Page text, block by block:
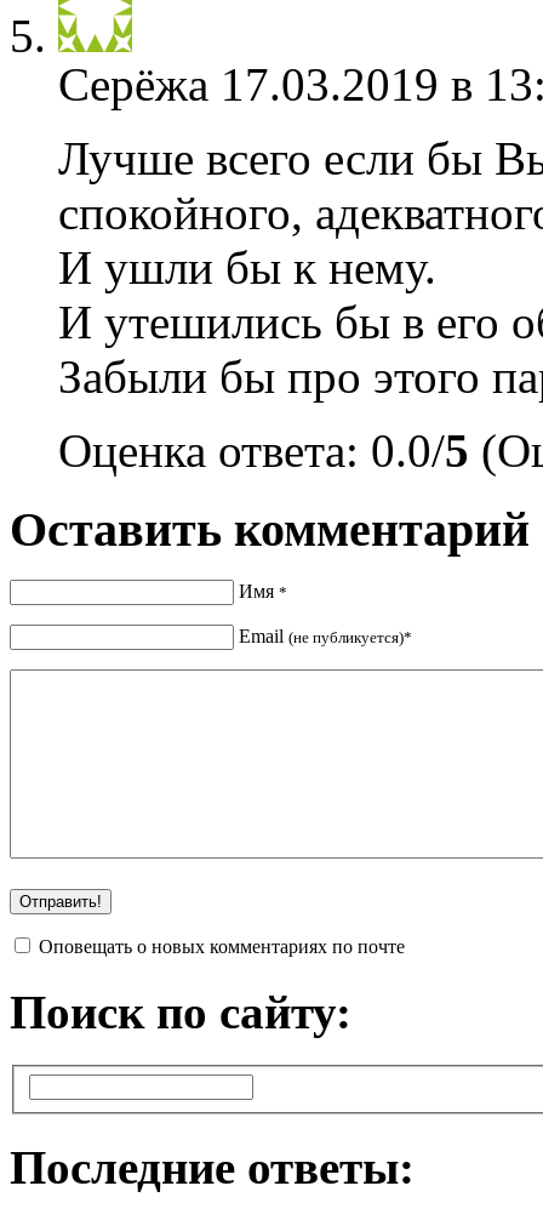
Серёжа 17.03.2019 в
Лучше всего если бы
спокойного,
И ушли бы к нему.
И утешились бы в его
Забыли бы про этого
Оценка ответа: 0.0/5
Оставить комментарий
Имя *
Email (не публикуется)*
Оповещать о новых комментариях по почте
Поиск по сайту:
Последние ответы: